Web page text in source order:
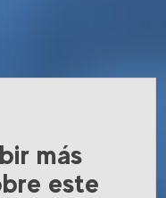
más
este